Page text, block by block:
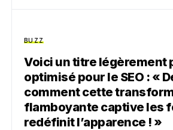
BUZZ
Voici un titre légèrement
optimisé pour le SEO : «
comment cette
flamboyante captive les
redéfinit l’apparence ! »